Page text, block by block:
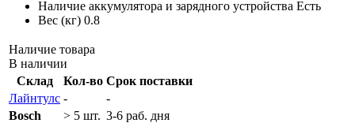
Наличие аккумулятора и зарядного устройства Есть
Вес (кг) 0.8
Наличие товара
В наличии
Склад
Кол-во Срок поставки
Лайнтулс -
-
Bosch
> 5 шт. 3-6 раб. дня